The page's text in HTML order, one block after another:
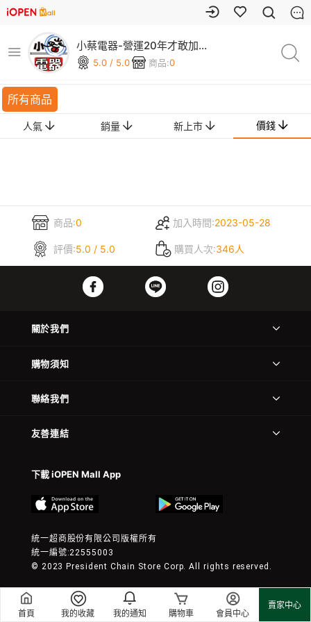
首頁 我的收藏 我的通知 購物車 會員中心
賣家中心
小蔡電器-營運20年才敢加碼
安裝三年保固
5.0 / 5.0 商品:0
所有商品
人氣 銷量 新上市 價錢
商品:0 加入時間:2023-05-28
評價:5.0 / 5.0 購買人次:346人
關於我們
購物須知
聯絡我們
友善連結
下載 iOPEN Mall App
統一超商股份有限公司版權所有
統一編號:22555003
© 2023 President Chain Store Corp. All rights reserved.